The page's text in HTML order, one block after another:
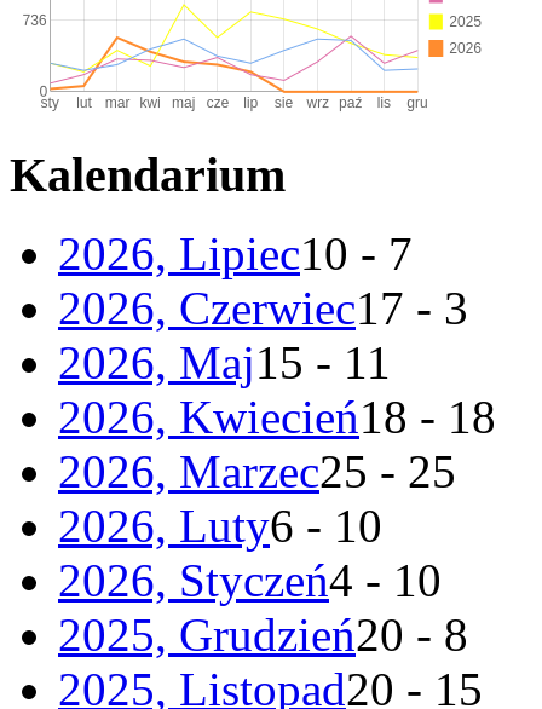
Kalendarium
2026, Lipiec10 - 7
2026, Czerwiec17 - 3
2026, Maj15 - 11
2026, Kwiecień18 - 18
2026, Marzec25 - 25
2026, Luty6 - 10
2026, Styczeń4 - 10
2025, Grudzień20 - 8
2025, Listopad20 - 15